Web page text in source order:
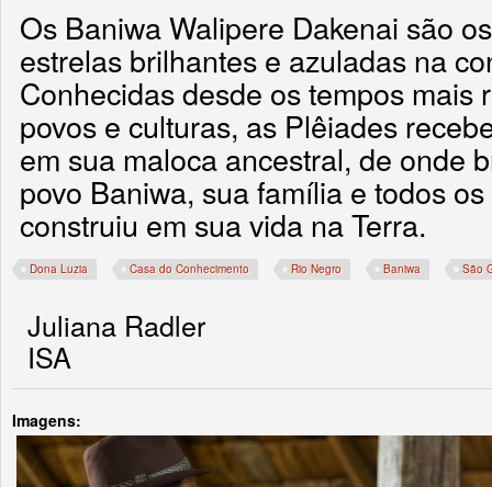
Os Baniwa Walipere Dakenai são
estrelas brilhantes e azuladas na
Conhecidas desde os tempos mais
povos e culturas, as Plêiades
em sua maloca ancestral, de onde
povo Baniwa, sua família e todos
construiu em sua vida na Terra.
Dona Luzia Casa do Conhecimento Rio Negro Baniwa São
Juliana Radler
ISA
Imagens: